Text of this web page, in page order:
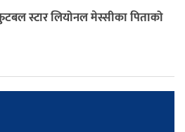
स्टार लियोनल मेस्सीका पिताको